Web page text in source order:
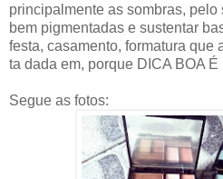
principalmente as sombras,
bem pigmentadas e sustentar
festa, casamento, formatura que
ta dada em, porque DICA BOA
Segue as fotos: